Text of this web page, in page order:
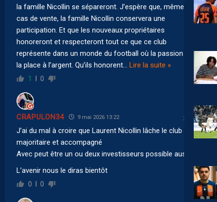
la famille Nicollin se sépareront. J’espère que, même en
cas de vente, la famille Nicollin conservera une
participation. Et que les nouveaux propriétaires
honoreront et respecteront tout ce que ce club
représente dans un monde du football où la passion cède
la place à l’argent. Qu’ils honorent
Lire la suite »
1 0
CRAPULON34 9 mai 2026 13:22
J’ai du mal à croire que Laurent Nicollin lâche le club !!!
majoritaire et accompagné
Avec peut être un ou deux investisseurs possible aussi
L’avenir nous le diras bientôt
0 0